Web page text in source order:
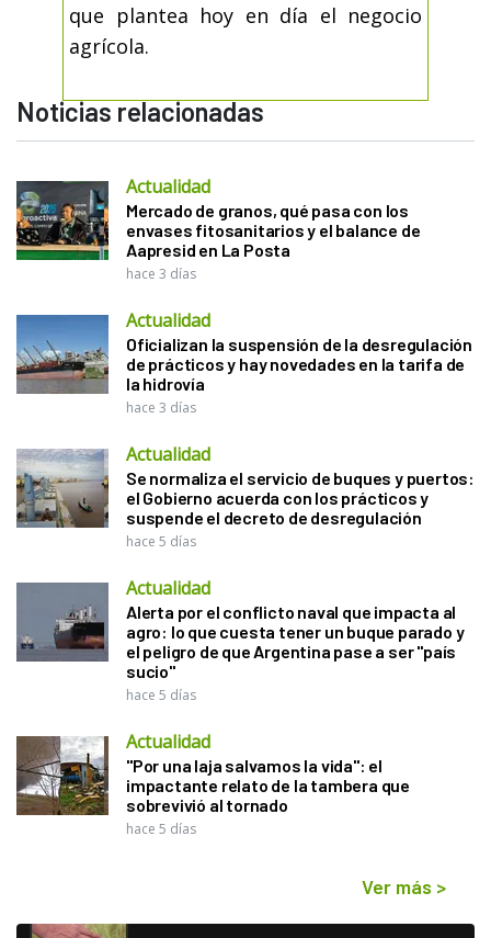
que plantea hoy en día el negocio
agrícola.
Noticias relacionadas
Actualidad
Mercado de granos, qué pasa con los
envases fitosanitarios y el balance de
Aapresid en La Posta
hace 3 días
Actualidad
Oficializan la suspensión de la desregulación
de prácticos y hay novedades en la tarifa de
la hidrovía
hace 3 días
Actualidad
Se normaliza el servicio de buques y puertos:
el Gobierno acuerda con los prácticos y
suspende el decreto de desregulación
hace 5 días
Actualidad
Alerta por el conflicto naval que impacta al
agro: lo que cuesta tener un buque parado y
el peligro de que Argentina pase a ser "país
sucio"
hace 5 días
Actualidad
"Por una laja salvamos la vida": el
impactante relato de la tambera que
sobrevivió al tornado
hace 5 días
Ver más >